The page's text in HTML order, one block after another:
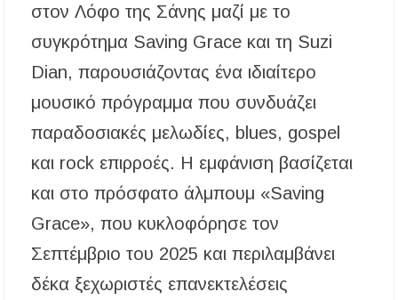
Πυργαδίκια Χαλκιδικής στις 12 Αυγούστου
Λαϊκές μελωδίες στην πλατεία του Πολυγύρου
με την ορχήστρα «Το Λαϊκόν»
Υποχρεωτικά μέσω τράπεζας τα ενοίκια από
την 1η Οκτωβρίου 2026 – Τι αλλάζει για
ιδιοκτήτες και ενοικιαστές
ηλεκτρικού οχήματος – Ποιοι είναι οι
Κυνήγι 2026-2027: Πότε ανοίγει η κυνηγετική
περίοδος και πόσο κοστίζει η άδεια θήρας
στον Λόφο της Σάνης μαζί με το
συγκρότημα Saving Grace και τη Suzi
Dian, παρουσιάζοντας ένα ιδιαίτερο
μουσικό πρόγραμμα που συνδυάζει
παραδοσιακές μελωδίες, blues, gospel
και rock επιρροές. Η εμφάνιση βασίζεται
και στο πρόσφατο άλμπουμ «Saving
Grace», που κυκλοφόρησε τον
Σεπτέμβριο του 2025 και περιλαμβάνει
δέκα ξεχωριστές επανεκτελέσεις